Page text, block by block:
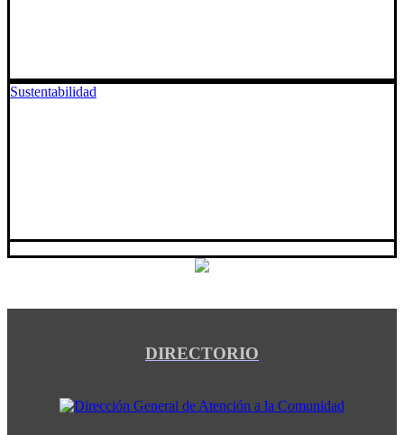
Sustentabilidad
DIRECTORIO